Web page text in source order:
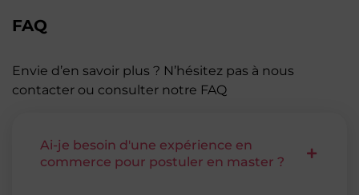
FAQ
Envie d’en savoir plus ? N’hésitez pas à nous
contacter ou consulter notre FAQ
Ai-je besoin d'une expérience en
commerce pour postuler en master ?